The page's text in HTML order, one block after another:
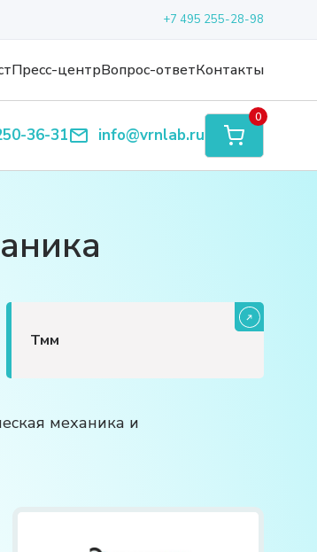
+7 495 255-28-98
Пресс-центрВопрос-ответКонтакты
36-31 info@vrnlab.ru
0
Тмм
механика и